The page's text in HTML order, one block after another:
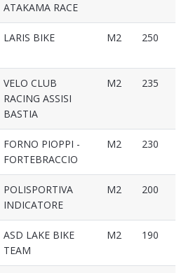
ATAKAMA RACE
LARIS BIKE M2 250
VELO CLUB
RACING ASSISI
BASTIA
M2 235
FORNO PIOPPI -
FORTEBRACCIO
M2 230
POLISPORTIVA
INDICATORE
M2 200
ASD LAKE BIKE
TEAM
M2 190